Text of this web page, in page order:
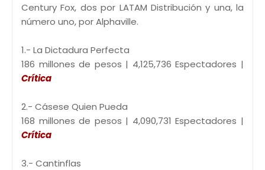
Century Fox, dos por LATAM Distribución y una, la
número uno, por Alphaville.
1.- La Dictadura Perfecta
186 millones de pesos | 4,125,736 Espectadores |
Crítica
2.- Cásese Quien Pueda
168 millones de pesos | 4,090,731 Espectadores |
Crítica
3.- Cantinflas